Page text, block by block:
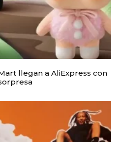
llegan a AliExpress con